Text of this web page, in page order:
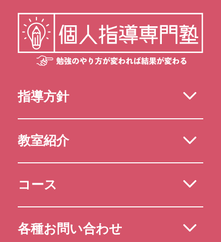
指導方針
教室紹介
コース
各種お問い合わせ